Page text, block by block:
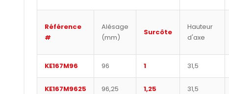
Référence
#
Alésage
(mm)
Surcôte
Hauteur
d'axe
KE167M96 96 1 31,5
KE167M9625 96,25 1,25 31,5